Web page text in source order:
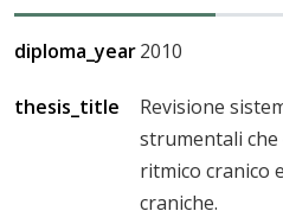
diploma_year2010
thesis_title
Revisione
strumentali
ritmico cranico
craniche.